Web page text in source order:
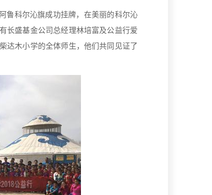
鲁科尔沁旗成功挂牌，在美丽的科尔沁
长盛基金公司总经理林培富及公益行爱
达木小学的全体师生，他们共同见证了